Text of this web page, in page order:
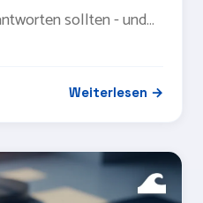
sollten - und
Weiterlesen →